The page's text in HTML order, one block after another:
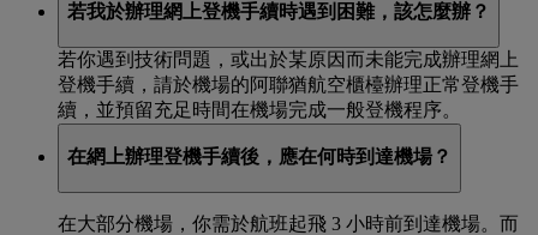
若我於辦理網上登機手續時遇到困難，該怎麼辦？
若你遇到技術問題，或出於某原因而未能完成辦理網上
登機手續，請於機場的阿聯猶航空櫃檯辦理正常登機手
續，並預留充足時間在機場完成一般登機程序。
在網上辦理登機手續後，應在何時到達機場？
在大部分機場，你需於航班起飛 3 小時前到達機場。而